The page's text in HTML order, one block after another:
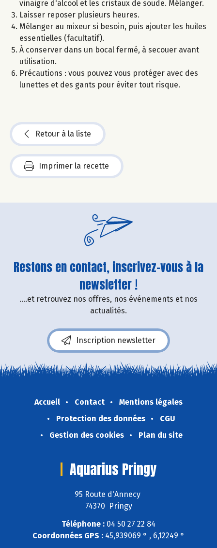
vinaigre d'alcool et les cristaux de soude. Mélanger.
Laisser reposer plusieurs heures.
Mélanger au mixeur si besoin, puis ajouter les huiles
essentielles (facultatif).
À conserver dans un bocal fermé, à secouer avant
utilisation.
Précautions : vous pouvez vous protéger avec des
lunettes et des gants pour éviter tout risque.
Retour à la liste
Imprimer la recette
Restons en contact, inscrivez-vous à la
newsletter !
....et retrouvez nos offres, nos événements et nos
actualités.
Inscription newsletter
Accueil Contact
Mentions légales
Protection des données
CGU
Gestion des cookies
Plan du site
Aquarius Pringy
95 Route d'Annecy
74370 Pringy
Téléphone : 04 50 27 22 84
Coordonnées GPS : 45,939069 ° , 6,12249 °